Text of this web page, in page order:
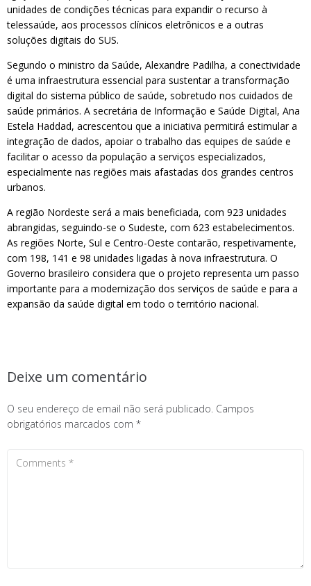
unidades de condições técnicas para expandir o recurso à
telessaúde, aos processos clínicos eletrônicos e a outras
soluções digitais do SUS.
Segundo o ministro da Saúde, Alexandre Padilha, a conectividade
é uma infraestrutura essencial para sustentar a transformação
digital do sistema público de saúde, sobretudo nos cuidados de
saúde primários. A secretária de Informação e Saúde Digital, Ana
Estela Haddad, acrescentou que a iniciativa permitirá estimular a
integração de dados, apoiar o trabalho das equipes de saúde e
facilitar o acesso da população a serviços especializados,
especialmente nas regiões mais afastadas dos grandes centros
urbanos.
A região Nordeste será a mais beneficiada, com 923 unidades
abrangidas, seguindo-se o Sudeste, com 623 estabelecimentos.
As regiões Norte, Sul e Centro-Oeste contarão, respetivamente,
com 198, 141 e 98 unidades ligadas à nova infraestrutura. O
Governo brasileiro considera que o projeto representa um passo
importante para a modernização dos serviços de saúde e para a
expansão da saúde digital em todo o território nacional.
Deixe um comentário
O seu endereço de email não será publicado. Campos
obrigatórios marcados com *